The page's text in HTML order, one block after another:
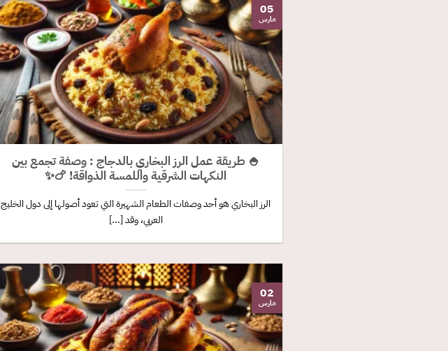
🍚 طريقة عمل الرز البخاري بالدجاج : وصفة تجمع بين
النكهات الشرقية واللمسة الذواقة! 🍗✨
الرز البخاري هو أحد وصفات الطعام الشهيرة التي تعود أصولها إلى دول الخليج
العربي، وقد [...]
05
مارس
02
مارس